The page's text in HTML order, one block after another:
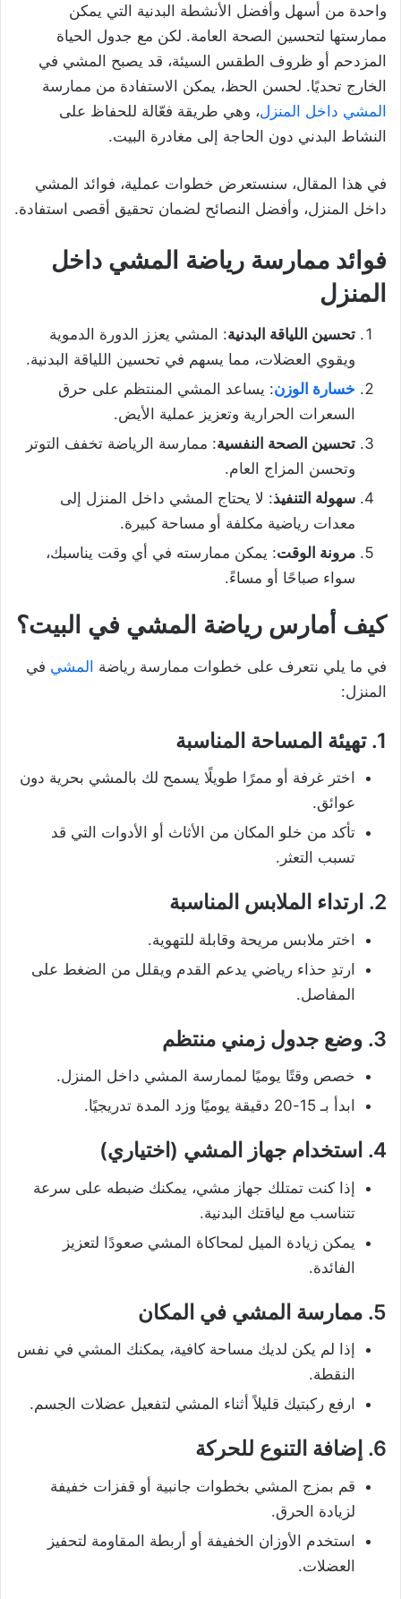
واحدة من أسهل وأفضل الأنشطة البدنية التي يمكن
ممارستها لتحسين الصحة العامة. لكن مع جدول الحياة
المزدحم أو ظروف الطقس السيئة، قد يصبح المشي في
الخارج تحديًا. لحسن الحظ، يمكن الاستفادة من ممارسة
المشي داخل المنزل، وهي طريقة فعّالة للحفاظ على
النشاط البدني دون الحاجة إلى مغادرة البيت.
في هذا المقال، سنستعرض خطوات عملية، فوائد المشي
داخل المنزل، وأفضل النصائح لضمان تحقيق أقصى استفادة.
فوائد ممارسة رياضة المشي داخل
المنزل
تحسين اللياقة البدنية: المشي يعزز الدورة الدموية
ويقوي العضلات، مما يسهم في تحسين اللياقة البدنية.
خسارة الوزن: يساعد المشي المنتظم على حرق
السعرات الحرارية وتعزيز عملية الأيض.
تحسين الصحة النفسية: ممارسة الرياضة تخفف التوتر
وتحسن المزاج العام.
سهولة التنفيذ: لا يحتاج المشي داخل المنزل إلى
معدات رياضية مكلفة أو مساحة كبيرة.
مرونة الوقت: يمكن ممارسته في أي وقت يناسبك،
سواء صباحًا أو مساءً.
كيف أمارس رياضة المشي في البيت؟
في ما يلي نتعرف على خطوات ممارسة رياضة المشي في
المنزل:
1. تهيئة المساحة المناسبة
اختر غرفة أو ممرًا طويلًا يسمح لك بالمشي بحرية دون
عوائق.
تأكد من خلو المكان من الأثاث أو الأدوات التي قد
تسبب التعثر.
2. ارتداء الملابس المناسبة
اختر ملابس مريحة وقابلة للتهوية.
ارتدِ حذاء رياضي يدعم القدم ويقلل من الضغط على
المفاصل.
3. وضع جدول زمني منتظم
خصص وقتًا يوميًا لممارسة المشي داخل المنزل.
ابدأ بـ 15-20 دقيقة يوميًا وزد المدة تدريجيًا.
4. استخدام جهاز المشي (اختياري)
إذا كنت تمتلك جهاز مشي، يمكنك ضبطه على سرعة
تتناسب مع لياقتك البدنية.
يمكن زيادة الميل لمحاكاة المشي صعودًا لتعزيز
الفائدة.
5. ممارسة المشي في المكان
إذا لم يكن لديك مساحة كافية، يمكنك المشي في نفس
النقطة.
ارفع ركبتيك قليلاً أثناء المشي لتفعيل عضلات الجسم.
6. إضافة التنوع للحركة
قم بمزج المشي بخطوات جانبية أو قفزات خفيفة
لزيادة الحرق.
استخدم الأوزان الخفيفة أو أربطة المقاومة لتحفيز
العضلات.